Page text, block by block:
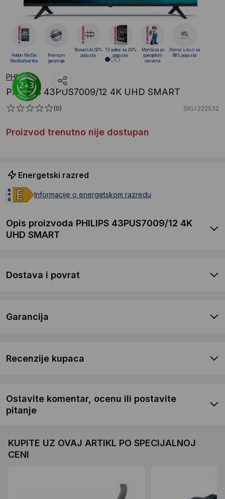
PHILIPS
PHILIPS 43PUS7009/12 4K UHD SMART
(0) SKU:222532
Proizvod trenutno nije dostupan
Energetski razred
Informacije o energetskom razredu
Poklon MeDis
Medical kartica
Premium
garancija
Nosači do 50%
popusta
TV police sa 20%
popusta
Montaza po
specijalnim
cenama
Pomoć u kući sa
88% popusta
Opis proizvoda PHILIPS 43PUS7009/12 4K
UHD SMART
Dostava i povrat
Garancija
Recenzije kupaca
Ostavite komentar, ocenu ili postavite
pitanje
KUPITE UZ OVAJ ARTIKL PO SPECIJALNOJ
CENI